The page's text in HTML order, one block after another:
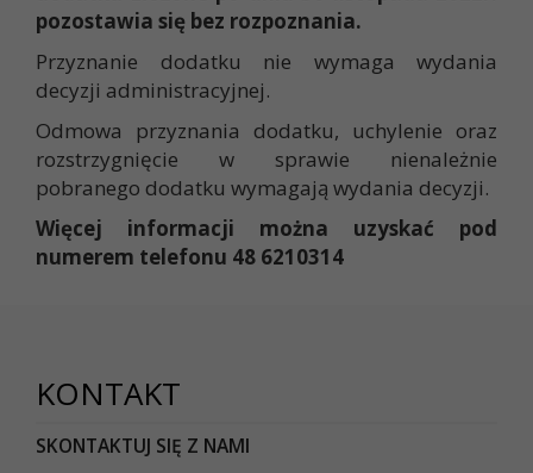
pozostawia się bez rozpoznania.
Przyznanie dodatku nie wymaga wydania
decyzji administracyjnej.
Odmowa przyznania dodatku, uchylenie oraz
rozstrzygnięcie w sprawie nienależnie
pobranego dodatku wymagają wydania decyzji.
Więcej informacji można uzyskać pod
numerem telefonu 48 6210314
KONTAKT
SKONTAKTUJ SIĘ Z NAMI